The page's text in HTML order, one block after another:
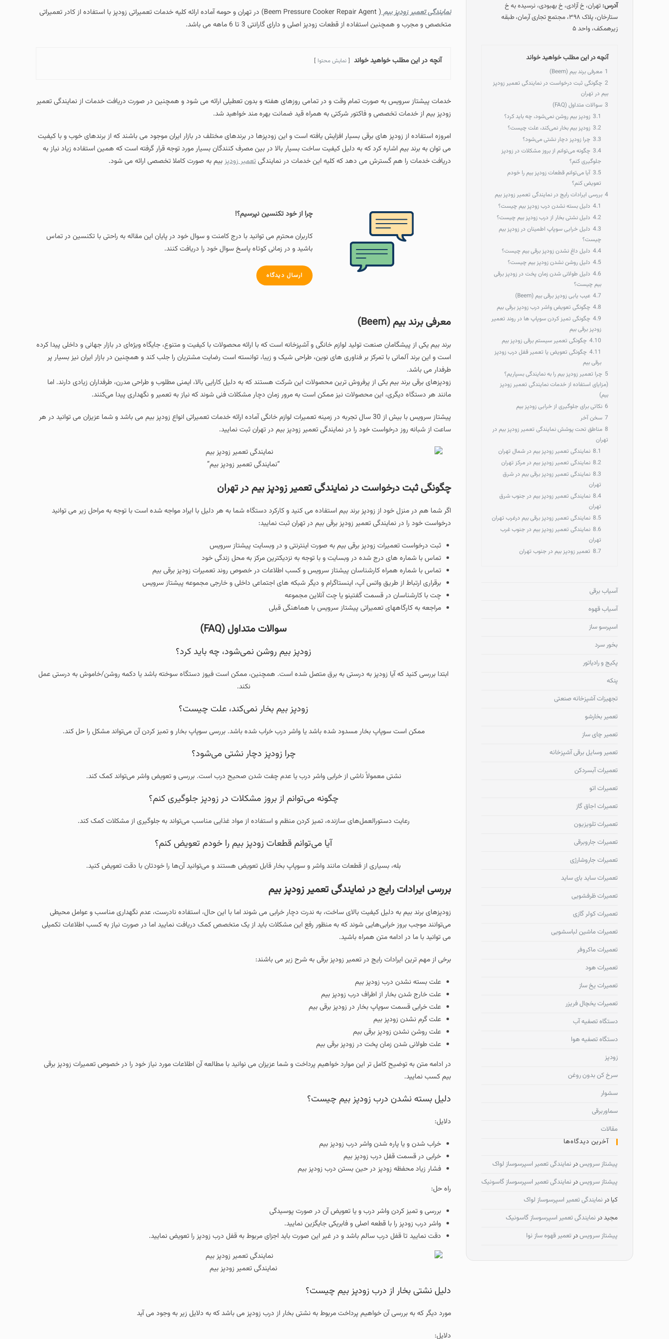
نمایندگی تعمیر زودپز بیم
( Beem Pressure Cooker Repair Agent) در تهران و حومه آماده ارائه کلیه خدمات تعمیراتی زودپز با استفاده از کادر تعمیراتی
متخصص و مجرب و همچنین استفاده از قطعات زودپز اصلی و دارای گارانتی 3 تا 6 ماهه می باشد.
آنچه در این مطلب خواهید خواند نمایش محتوا
خدمات پیشتاز سرویس به صورت تمام وقت و در تمامی روزهای هفته و بدون تعطیلی ارائه می شود و همچنین در صورت دریافت خدمات از نمایندگی تعمیر
زودپز بیم از خدمات تخصصی و فاکتور شرکتی به همراه قید ضمانت بهره مند خواهید شد.
امروزه استفاده از زودپز های برقی بسیار افزایش یافته است و این زودپزها در برندهای مختلف در بازار ایران موجود می باشند که از برندهای خوب و با کیفیت
می توان به برند بیم اشاره کرد که به دلیل کیفیت ساخت بسیار بالا در بین مصرف کنندگان بسیار مورد توجه قرار گرفته است که همین استفاده زیاد نیاز به
دریافت خدمات را هم گسترش می دهد که کلیه این خدمات در نمایندگیتعمیر زودپزبیم به صورت کاملا تخصصی ارائه می شود.
چرا از خود تکنسین نپرسیم؟!
کاربران محترم می توانید با درج کامنت و سوال خود در پایان این مقاله به راحتی با تکنسین در تماس
باشید و در زمانی کوتاه پاسخ سوال خود را دریافت کنند.
ارسال دیدگاه
معرفی برند بیم (Beem)
برند بیم یکی از پیشگامان صنعت تولید لوازم خانگی و آشپزخانه است که با ارائه محصولات با کیفیت و متنوع، جایگاه ویژه‌ای در بازار جهانی و داخلی پیدا کرده
است و این برند آلمانی با تمرکز بر فناوری‌ های نوین، طراحی شیک و زیبا، توانسته است رضایت مشتریان را جلب کند و همچنین در بازار ایران نیز بسیار پر
طرفدار می باشد.
زودپزهای برقی برند بیم یکی از پرفروش‌ ترین محصولات این شرکت هستند که به دلیل کارایی بالا، ایمنی مطلوب و طراحی مدرن، طرفداران زیادی دارند. اما
مانند هر دستگاه دیگری، این محصولات نیز ممکن است به مرور زمان دچار مشکلات فنی شوند که نیاز به تعمیر و نگهداری پیدا می‌کنند.
پیشتاز سرویس با بیش از 30 سال تجربه در زمینه تعمیرات لوازم خانگی آماده ارائه خدمات تعمیراتی انواع زودپز بیم می باشد و شما عزیزان می توانید در هر
ساعت از شبانه روز درخواست خود را در نمایندگی تعمیر زودپز بیم در تهران ثبت نمایید.
“نمایندگی تعمیر زودپز بیم”
چگونگی ثبت درخواست در نمایندگی تعمیر زودپز بیم در تهران
اگر شما هم در منزل خود از زودپز برند بیم استفاده می کنید و کارکرد دستگاه شما به هر دلیل با ایراد مواجه شده است با توجه به مراحل زیر می توانید
درخواست خود را در نمایندگی تعمیر زودپز برقی بیم در تهران ثبت نمایید:
ثبت درخواست تعمیرات زودپز برقی بیم به صورت اینترنتی و در وبسایت پیشتاز سرویس
تماس با شماره های درج شده در وبسایت و با توجه به نزدیکترین مرکز به محل زندگی خود
تماس با شماره همراه کارشناسان پیشتاز سرویس و کسب اطلاعات در خصوص روند تعمیرات زودپز برقی بیم
برقراری ارتباط از طریق واتس آپ، اینستاگرام و دیگر شبکه های اجتماعی داخلی و خارجی مجموعه پیشتاز سرویس
چت با کارشناسان در قسمت گفتینو یا چت آنلاین مجموعه
مراجعه به کارگاههای تعمیراتی پیشتاز سرویس با هماهنگی قبلی
سوالات متداول (FAQ)
زودپز بیم روشن نمی‌شود، چه باید کرد؟
ابتدا بررسی کنید که آیا زودپز به درستی به برق متصل شده است. همچنین، ممکن است فیوز دستگاه سوخته باشد یا دکمه روشن/خاموش به درستی عمل
نکند.
زودپز بیم بخار نمی‌کند، علت چیست؟
ممکن است سوپاپ بخار مسدود شده باشد یا واشر درب خراب شده باشد. بررسی سوپاپ بخار و تمیز کردن آن می‌تواند مشکل را حل کند.
چرا زودپز دچار نشتی می‌شود؟
نشتی معمولاً ناشی از خرابی واشر درب یا عدم چفت شدن صحیح درب است. بررسی و تعویض واشر می‌تواند کمک کند.
چگونه می‌توانم از بروز مشکلات در زودپز جلوگیری کنم؟
رعایت دستورالعمل‌های سازنده، تمیز کردن منظم و استفاده از مواد غذایی مناسب می‌تواند به جلوگیری از مشکلات کمک کند.
آیا می‌توانم قطعات زودپز بیم را خودم تعویض کنم؟
بله، بسیاری از قطعات مانند واشر و سوپاپ بخار قابل تعویض هستند و می‌توانید آن‌ها را خودتان با دقت تعویض کنید.
بررسی ایرادات رایج در نمایندگی تعمیر زودپز بیم
زودپزهای برند بیم به دلیل کیفیت بالای ساخت، به ندرت دچار خرابی می شوند اما با این حال، استفاده نادرست، عدم نگهداری مناسب و عوامل محیطی
می‌توانند موجب بروز خرابی‌هایی شوند که به منظور رفع این مشکلات باید از یک متخصص کمک دریافت نمایید اما در صورت نیاز به کسب اطلاعات تکمیلی
می توانید با ما در ادامه متن همراه باشید.
برخی از مهم ترین ایرادات رایج در تعمیر زودپز برقی به شرح زیر می باشند:
علت بسته نشدن درب زودپز بیم
علت خارج شدن بخار از اطراف درب زودپز بیم
علت خرابی قسمت سوپاپ بخار در زودپز برقی بیم
علت گرم نشدن زودپز بیم
علت روشن نشدن زودپز برقی بیم
علت طولانی شدن زمان پخت در زودپز برقی بیم
در ادامه متن به توضیح کامل تر این موارد خواهیم پرداخت و شما عزیزان می نوانید با مطالعه آن اطلاعات مورد نیاز خود را در خصوص تعمیرات زودپز برقی
بیم کسب نمایید.
دلیل بسته نشدن درب زودپز بیم چیست؟
دلایل:
خراب شدن و یا پاره شدن واشر درب زودپز بیم
خرابی در قسمت قفل درب زودپز بیم
فشار زیاد محفظه زودپز در حین بستن درب زودپز بیم
راه حل:
بررسی و تمیز کردن واشر درب و یا تعویض آن در صورت پوسیدگی
واشر درب زودپز را با قطعه اصلی و فابریکی جایگزین نمایید.
دقت نمایید تا قفل درب سالم باشد و در غیر این صورت باید اجزای مربوط به قفل درب زودپز را تعویض نمایید.
نمایندگی تعمیر زودپز بیم
دلیل نشتی بخار از درب زودپز بیم چیست؟
مورد دیگر که به بررسی آن خواهیم پرداخت مربوط به نشتی بخار از درب زودپز می باشد که به دلایل زیر به وجود می آید
دلایل:
آدرس: تهران، خ آزادی، خ بهبودی، نرسیده به خ
ستارخان، پلاک ۳۹۸، مجتمع تجاری آرمان، طبقه
زیرهمکف، واحد ۵
آنچه در این مطلب خواهید خواند
1 معرفی برند بیم (Beem)
2 چگونگی ثبت درخواست در نمایندگی تعمیر زودپز
بیم در تهران
3 سوالات متداول (FAQ)
3.1 زودپز بیم روشن نمی‌شود، چه باید کرد؟
3.2 زودپز بیم بخار نمی‌کند، علت چیست؟
3.3 چرا زودپز دچار نشتی می‌شود؟
3.4 چگونه می‌توانم از بروز مشکلات در زودپز
جلوگیری کنم؟
3.5 آیا می‌توانم قطعات زودپز بیم را خودم
تعویض کنم؟
4 بررسی ایرادات رایج در نمایندگی تعمیر زودپز بیم
4.1 دلیل بسته نشدن درب زودپز بیم چیست؟
4.2 دلیل نشتی بخار از درب زودپز بیم چیست؟
4.3 دلیل خرابی سوپاپ اطمینان در زودپز بیم
چیست؟
4.4 دلیل داغ نشدن زودپز برقی بیم چیست؟
4.5 دلیل روشن نشدن زودپز بیم چیست؟
4.6 دلیل طولانی شدن زمان پخت در زودپز برقی
بیم چیست؟
4.7 عیب یابی زودپز برقی بیم (Beem)
4.8 چگونگی تعویض واشر درب زودپز برقی بیم
4.9 چگونگی تمیز کردن سوپاپ ها در روند تعمیر
زودپز برقی بیم
4.10 چگونگی تعمیر سیستم برقی زودپز بیم
4.11 چگونگی تعویض یا تعمیر قفل درب زودپز
برقی بیم
5 چرا تعمیر زودپز بیم را به نمایندگی بسپاریم؟
(مزایای استفاده از خدمات نمایندگی تعمیر زودپز
بیم)
6 نکاتی برای جلوگیری از خرابی زودپز بیم
7 سخن آخر
8 مناطق تحت پوشش نمایندگی تعمیر زودپز بیم در
تهران
8.1 نمایندگی تعمیر زودپز بیم در شمال تهران
8.2 نمایندگی تعمیر زودپز بیم در مرکز تهران
8.3 نمایندگی تعمیر زودپز برقی بیم در شرق
تهران
8.4 نمایندگی تعمیر زودپز بیم در جنوب شرق
تهران
8.5 نمایندگی تعمیر زودپز برقی بیم درغرب تهران
8.6 نمایندگی تعمیر زودپز بیم در جنوب غرب
تهران
8.7 تعمیر زودپز بیم در جنوب تهران
آسیاب برقی
آسیاب قهوه
اسپرسو ساز
بخور سرد
پکیج و رادیاتور
پنکه
تجهیزات آشپزخانه صنعتی
تعمیر بخارشو
تعمیر چای ساز
تعمیر وسایل برقی آشپزخانه
تعمیرات آبسردکن
تعمیرات اتو
تعمیرات اجاق گاز
تعمیرات تلویزیون
تعمیرات جاروبرقی
تعمیرات جاروشارژی
تعمیرات ساید بای ساید
تعمیرات ظرفشویی
تعمیرات کولر گازی
تعمیرات ماشین لباسشویی
تعمیرات ماکروفر
تعمیرات هود
تعمیرات یخ ساز
تعمیرات یخچال فریزر
دستگاه تصفیه آب
دستگاه تصفیه هوا
زودپز
سرخ کن بدون روغن
سشوار
سماوربرقی
مقالات
آخرین دیدگاه‌ها
پیشتاز سرویسدر نمایندگی تعمیر اسپرسوساز لواک
پیشتاز سرویسدر نمایندگی تعمیر اسپرسوساز گاسونیک
کیا در نمایندگی تعمیر اسپرسوساز لواک
مجیددر نمایندگی تعمیر اسپرسوساز گاسونیک
پیشتاز سرویسدرتعمیر قهوه ساز نوا